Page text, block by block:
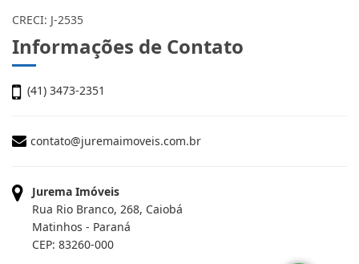
CRECI: J-2535
Informações de Contato
(41) 3473-2351
contato@juremaimoveis.com.br
Jurema Imóveis
Rua Rio Branco, 268, Caiobá
Matinhos - Paraná
CEP: 83260-000